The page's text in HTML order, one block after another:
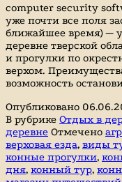
computer security
уже почти все поля
ближайшее время) —
деревне тверской
и прогулки по
верхом.
возможность
Опубликовано
В рубрике Отдых в
деревне Отмечено
верховая езда, виды
конные прогулки,
дня, конный тур,